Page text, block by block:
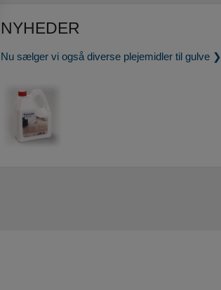
NYHEDER
Nu sælger vi også diverse plejemidler til gulve ❯